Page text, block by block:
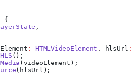
{
;
: HTMLVideoElement , hlsUrl :
HLS ();
(videoElement);
(hlsUrl);